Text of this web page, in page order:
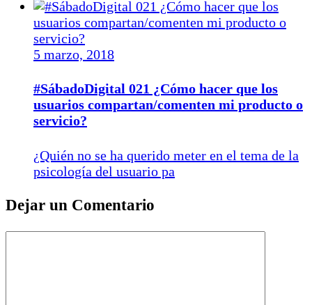
5 marzo, 2018
#SábadoDigital 021 ¿Cómo hacer que los
usuarios compartan/comenten mi producto o
servicio?
¿Quién no se ha querido meter en el tema de la
psicología del usuario pa
Dejar un Comentario